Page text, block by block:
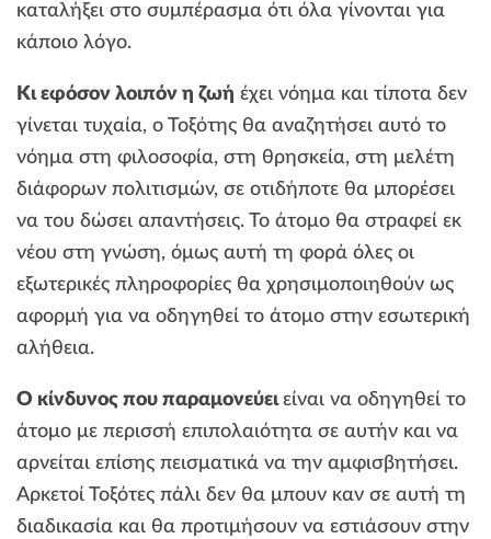
καταλήξει στο συμπέρασμα ότι όλα γίνονται για
κάποιο λόγο.
Κι εφόσον λοιπόν η ζωή έχει νόημα και τίποτα δεν
γίνεται τυχαία, ο Τοξότης θα αναζητήσει αυτό το
νόημα στη φιλοσοφία, στη θρησκεία, στη μελέτη
διάφορων πολιτισμών, σε οτιδήποτε θα μπορέσει
να του δώσει απαντήσεις. Το άτομο θα στραφεί εκ
νέου στη γνώση, όμως αυτή τη φορά όλες οι
εξωτερικές πληροφορίες θα χρησιμοποιηθούν ως
αφορμή για να οδηγηθεί το άτομο στην εσωτερική
αλήθεια.
Ο κίνδυνος που παραμονεύειείναι να οδηγηθεί το
άτομο με περισσή επιπολαιότητα σε αυτήν και να
αρνείται επίσης πεισματικά να την αμφισβητήσει.
Αρκετοί Τοξότες πάλι δεν θα μπουν καν σε αυτή τη
διαδικασία και θα προτιμήσουν να εστιάσουν στην